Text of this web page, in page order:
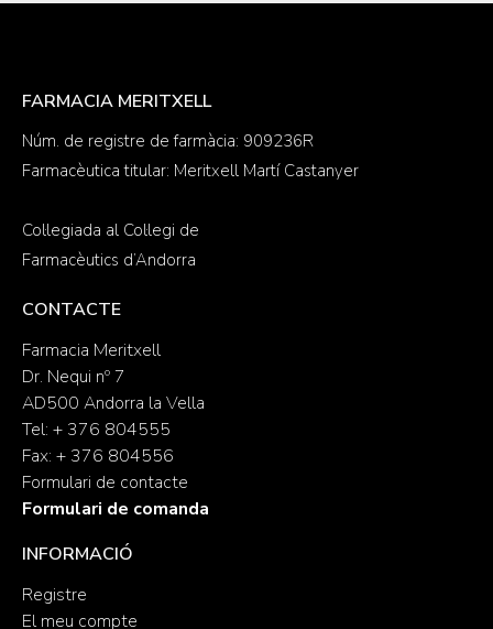
FARMACIA MERITXELL
Núm. de registre de farmàcia: 909236R
Farmacèutica titular: Meritxell Martí Castanyer
Col·legiada al Col·legi de
Farmacèutics d’Andorra
CONTACTE
Farmacia Meritxell
Dr. Nequi nº 7
AD500 Andorra la Vella
Tel: + 376 804555
Fax: + 376 804556
Formulari de contacte
Formulari de comanda
INFORMACIÓ
Registre
El meu compte